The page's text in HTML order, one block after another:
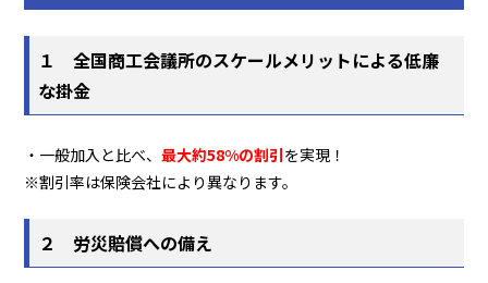
１ 全国商工会議所のスケールメリットによる低廉
な掛金
・一般加入と比べ、最大約58%の割引を実現！
※割引率は保険会社により異なります。
２ 労災賠償への備え